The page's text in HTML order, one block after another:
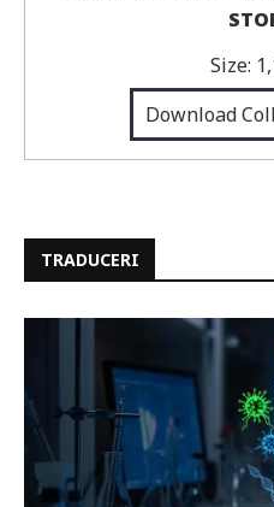
Size:
Download
TRADUCERI